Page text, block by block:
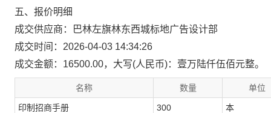
五、报价明细
成交供应商：巴林左旗林东西城标地广告设计部
成交时间：2026-04-03 14:34:26
成交金额：16500.00，大写(人民币)：壹万陆仟伍佰元整。
名称 数量 单位
印制招商手册 300 本